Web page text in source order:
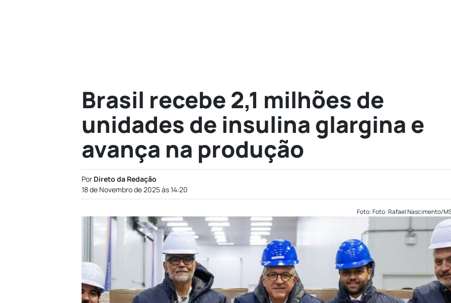
Brasil recebe 2,1 milhões de
unidades de insulina glargina e
avança na produção
Por Direto da Redação
18 de Novembro de 2025 às 14:20
Foto: Foto: Rafael Nascimento/